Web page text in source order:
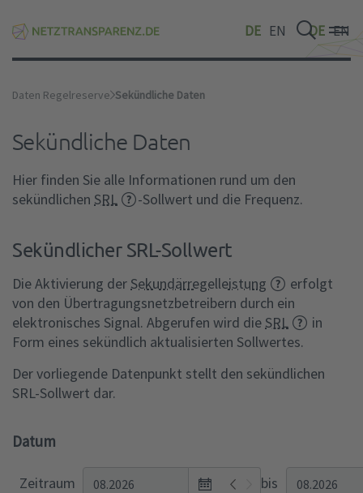
DE EN
DE EN
Daten Regelreserve Sekündliche Daten
Sekündliche Daten
Hier finden Sie alle Informationen rund um den
sekündlichen SRL -Sollwert und die Frequenz.
Sekündlicher SRL-Sollwert
Die Aktivierung der Sekundärregelleistung
erfolgt
von den Übertragungsnetzbetreibern durch ein
elektronisches Signal. Abgerufen wird die SRL
in
Form eines sekündlich aktualisierten Sollwertes.
Der vorliegende Datenpunkt stellt den sekündlichen
SRL-Sollwert dar.
Datum
Zeitraum
Open
bis